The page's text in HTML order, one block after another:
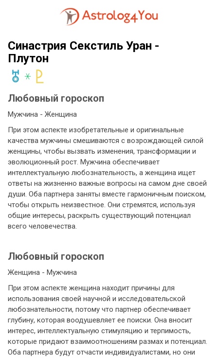
Синастрия Секстиль Уран -
Плутон
Любовный гороскоп
Мужчина - Женщина
При этом аспекте изобретательные и оригинальные
качества мужчины смешиваются с возрождающей силой
женщины, чтобы вызвать изменения, трансформации и
эволюционный рост. Мужчина обеспечивает
интеллектуальную любознательность, а женщина ищет
ответы на жизненно важные вопросы на самом дне своей
души. Оба партнера заняты вместе гармоничным поиском,
чтобы открыть неизвестное. Они стремятся, используя
общие интересы, раскрыть существующий потенциал
всего человечества.
Любовный гороскоп
Женщина - Мужчина
При этом аспекте женщина находит причины для
использования своей научной и исследовательской
любознательности, потому что партнер обеспечивает
глубину, которая воодушевляет ее поиски. Она вносит
интерес, интеллектуальную стимуляцию и терпимость,
которые придают взаимоотношениям размах и потенциал.
Оба партнера будут отчасти индивидуалистами, но они